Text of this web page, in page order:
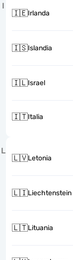
I
🇮🇪Irlanda
🇮🇸Islandia
🇮🇱Israel
🇮🇹Italia
L
🇱🇻Letonia
🇱🇮Liechtenstein
🇱🇹Lituania